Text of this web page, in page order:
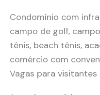
Condomínio com
campo de golf,
tênis, beach tênis,
comércio com
Vagas para